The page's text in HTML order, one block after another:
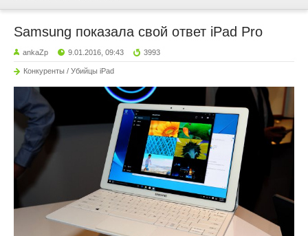
Samsung показала свой ответ iPad Pro
ankaZp 9.01.2016, 09:43 3993
Конкуренты / Убийцы iPad